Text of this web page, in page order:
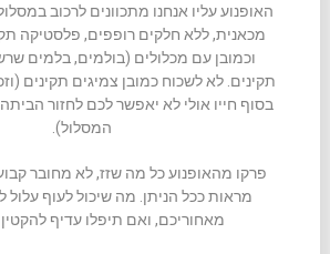
האופנוע עליו אנחנו מתכוונים לרכוב
מכאנית, ללא חלקים רופפים, פלסטיקה
וכמובן עם מכלולים (בולמים, בלמים
תקינים. לא לשכוח כמובן צמיגים תקינים
בסוף חייו אולי לא יאפשר לכם לחזור
המסלול).
פרקו מהאופנוע כל מה שזז, לא מחובר
מראות ככל הניתן. מה שיכול לעוף עלול
מאחוריכם, ואם תיפלו עדיף